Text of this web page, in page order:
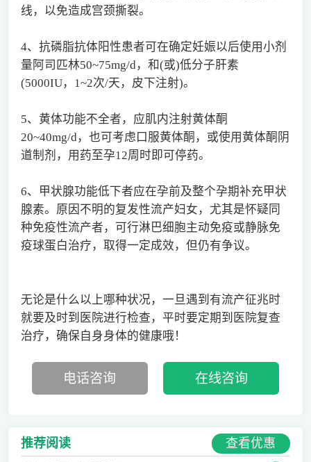
线，以免造成宫颈撕裂。
4、抗磷脂抗体阳性患者可在确定妊娠以后使用小剂
量阿司匹林50~75mg/d，和(或)低分子肝素
(5000IU，1~2次/天，皮下注射)。
5、黄体功能不全者，应肌内注射黄体酮
20~40mg/d，也可考虑口服黄体酮，或使用黄体酮阴
道制剂，用药至孕12周时即可停药。
6、甲状腺功能低下者应在孕前及整个孕期补充甲状
腺素。原因不明的复发性流产妇女，尤其是怀疑同
种免疫性流产者，可行淋巴细胞主动免疫或静脉免
疫球蛋白治疗，取得一定成效，但仍有争议。
无论是什么以上哪种状况，一旦遇到有流产征兆时
就要及时到医院进行检查，平时要定期到医院复查
治疗，确保自身身体的健康哦！
电话咨询 在线咨询
推荐阅读 查看优惠